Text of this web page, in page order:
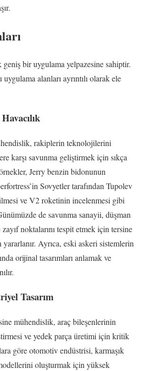
bir uygulama yelpazesine sahiptir.
alanları ayrıntılı olarak ele
rakiplerin teknolojilerini
karşı savunma geliştirmek için sıkça
Jerry benzin bidonunun
Sovyetler tarafından Tupolev
ve V2 roketinin incelenmesi gibi
de savunma sanayii, düşman
noktalarını tespit etmek için tersine
Ayrıca, eski askeri sistemlerin
orijinal tasarımları anlamak ve
Tasarım
mühendislik, araç bileşenlerinin
ve yedek parça üretimi için kritik
göre otomotiv endüstrisi, karmaşık
oluşturmak için yüksek